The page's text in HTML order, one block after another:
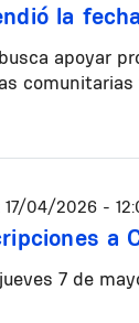
la
apoyar
17/04/2026 -
a
7 de